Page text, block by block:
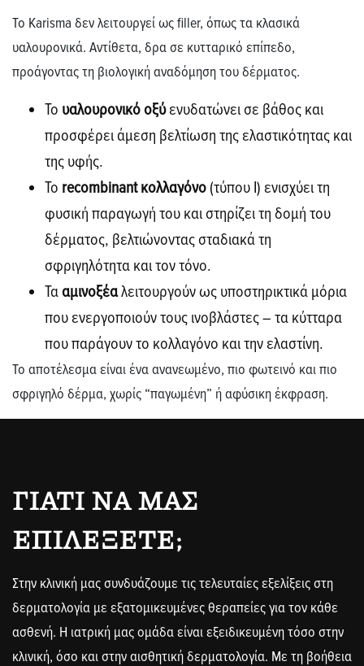
Το Karisma δεν λειτουργεί ως filler, όπως τα κλασικά
υαλουρονικά. Αντίθετα, δρα σε κυτταρικό επίπεδο,
προάγοντας τη βιολογική αναδόμηση του δέρματος.
Το υαλουρονικό οξύενυδατώνει σε βάθος και
προσφέρει άμεση βελτίωση της ελαστικότητας και
της υφής.
Το recombinantκολλαγόνο (τύπου Ι) ενισχύει τη
φυσική παραγωγή του και στηρίζει τη δομή του
δέρματος, βελτιώνοντας σταδιακά τη
σφριγηλότητα και τον τόνο.
Τααμινοξέαλειτουργούν ως υποστηρικτικά μόρια
που ενεργοποιούν τους ινοβλάστες – τα κύτταρα
που παράγουν το κολλαγόνο και την ελαστίνη.
Το αποτέλεσμα είναι ένα ανανεωμένο, πιο φωτεινό και πιο
σφριγηλό δέρμα, χωρίς “παγωμένη” ή αφύσικη έκφραση.
ΓΙΑΤΊ ΝΑ ΜΑΣ
ΕΠΙΛΈΞΕΤΕ;
Στην κλινική μας συνδυάζουμε τις τελευταίες εξελίξεις στη
δερματολογία με εξατομικευμένες θεραπείες για τον κάθε
ασθενή. Η ιατρική μας ομάδα είναι εξειδικευμένη τόσο στην
κλινική, όσο και στην αισθητική δερματολογία. Με τη βοήθεια